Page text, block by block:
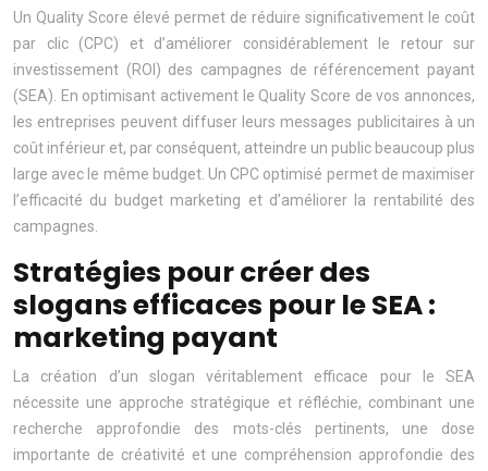
Un Quality Score élevé permet de réduire significativement le coût
par clic (CPC) et d’améliorer considérablement le retour sur
investissement (ROI) des campagnes de référencement payant
(SEA). En optimisant activement le Quality Score de vos annonces,
les entreprises peuvent diffuser leurs messages publicitaires à un
coût inférieur et, par conséquent, atteindre un public beaucoup plus
large avec le même budget. Un CPC optimisé permet de maximiser
l’efficacité du budget marketing et d’améliorer la rentabilité des
campagnes.
Stratégies pour créer des
slogans efficaces pour le SEA :
marketing payant
La création d’un slogan véritablement efficace pour le SEA
nécessite une approche stratégique et réfléchie, combinant une
recherche approfondie des mots-clés pertinents, une dose
importante de créativité et une compréhension approfondie des